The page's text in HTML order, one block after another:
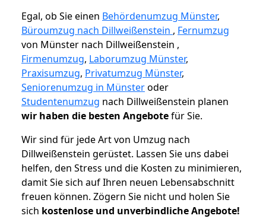
Egal, ob Sie einen Behördenumzug Münster,
Büroumzug nach Dillweißenstein , Fernumzug
von Münster nach Dillweißenstein ,
Firmenumzug, Laborumzug Münster,
Praxisumzug, Privatumzug Münster,
Seniorenumzug in Münsteroder
Studentenumzug nach Dillweißenstein planen
wir haben die besten Angebotefür Sie.
Wir sind für jede Art von Umzug nach
Dillweißenstein gerüstet. Lassen Sie uns dabei
helfen, den Stress und die Kosten zu minimieren,
damit Sie sich auf Ihren neuen Lebensabschnitt
freuen können. Zögern Sie nicht und holen Sie
sich kostenlose und unverbindliche Angebote!